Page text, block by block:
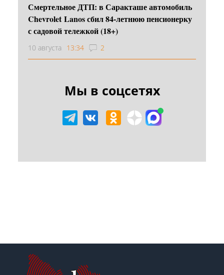
Смертельное ДТП: в Саракташе автомобиль
Chevrolet Lanos сбил 84-летнюю пенсионерку
с садовой тележкой (18+)
10 августа 13:34 2
Мы в соцсетях